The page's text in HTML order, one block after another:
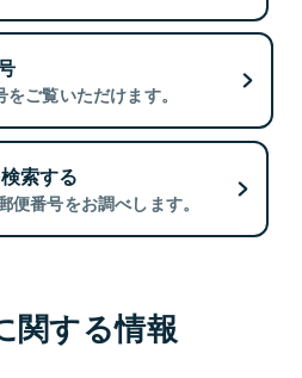
ご覧いただけます。
索する
番号をお調べします。
関する情報